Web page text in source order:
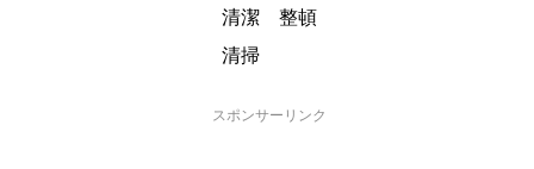
清潔 整頓
清掃
スポンサーリンク